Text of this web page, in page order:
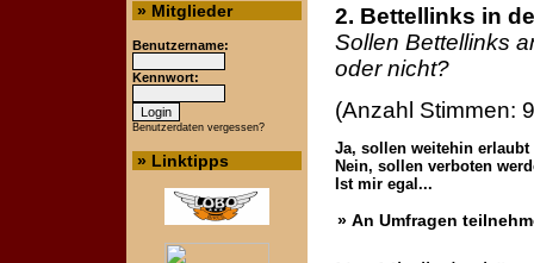
» Mitglieder
Benutzername:
Kennwort:
Benutzerdaten vergessen?
» Linktipps
2. Bettellinks in
Sollen Bettellinks
oder nicht?
(Anzahl Stimmen:
Ja, sollen weitehin erlaubt
Nein, sollen verboten
Ist mir egal...
» An Umfragen